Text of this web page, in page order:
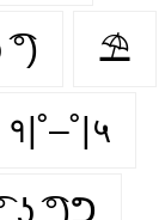
͡°) ⛱
१|˚–˚|५
͜ʖ ͡°)ᕤ